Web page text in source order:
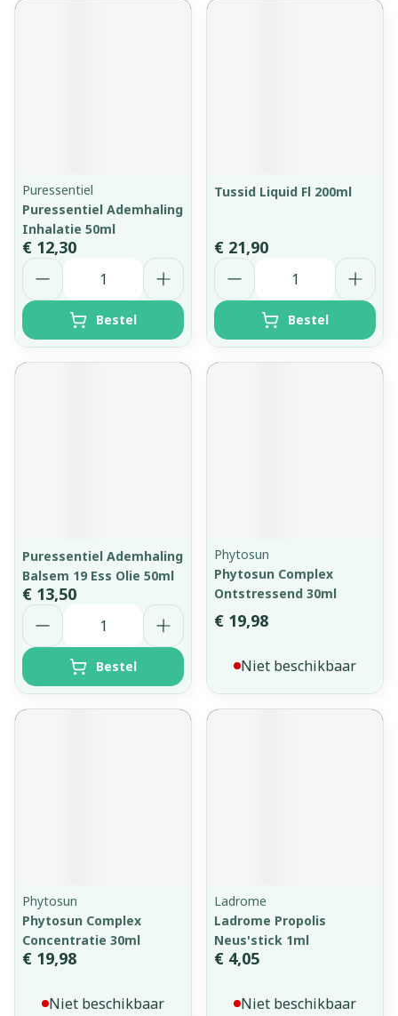
Puressentiel
Puressentiel Ademhaling
Inhalatie 50ml
€ 12,30
Aantal
Bestel
Tussid Liquid Fl 200ml
€ 21,90
Aantal
Bestel
Puressentiel Ademhaling
Balsem 19 Ess Olie 50ml
€ 13,50
Aantal
Bestel
Phytosun
Phytosun Complex
Ontstressend 30ml
€ 19,98
Niet beschikbaar
Phytosun
Phytosun Complex
Concentratie 30ml
€ 19,98
Niet beschikbaar
Ladrome
Ladrome Propolis
Neus'stick 1ml
€ 4,05
Niet beschikbaar